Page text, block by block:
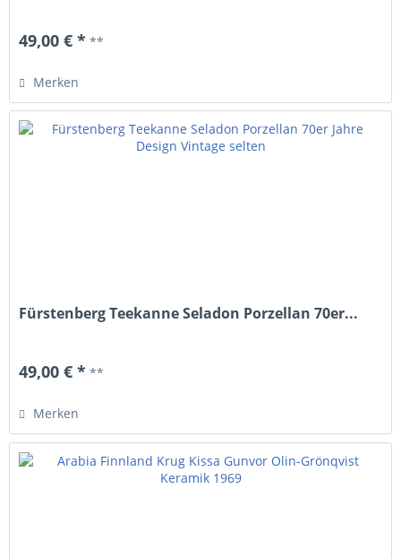
49,00 € * **
Merken
Fürstenberg Teekanne Seladon Porzellan 70er...
49,00 € * **
Merken